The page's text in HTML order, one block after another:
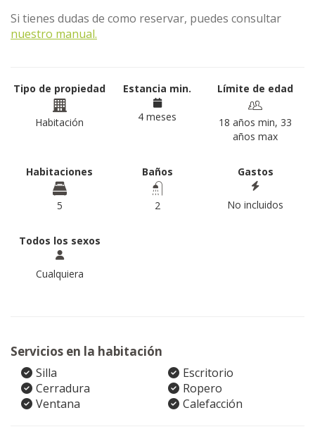
Si tienes dudas de como reservar, puedes consultar
nuestro manual.
Tipo de propiedad
Habitación
Estancia min.
4 meses
Límite de edad
18 años min, 33
años max
Habitaciones
5
Baños
2
Gastos
No incluidos
Todos los sexos
Cualquiera
Servicios en la habitación
Silla
Escritorio
Cerradura
Ropero
Ventana
Calefacción